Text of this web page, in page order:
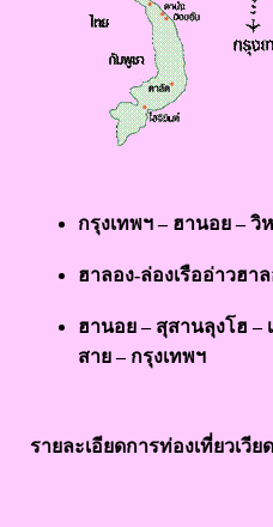
กรุงเทพฯ – ฮานอย –
ฮาลอง-ล่องเรืออ่าวฮ
ฮานอย – สุสานลุงโฮ –
สาย – กรุงเทพฯ
รายละเอียดการท่องเที่ยวเวีย